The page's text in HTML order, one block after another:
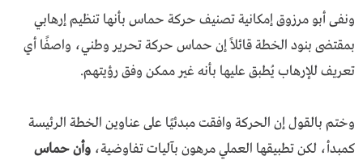
ونفى أبو مرزوق إمكانية تصنيف حركة حماس بأنها تنظيم إرهابي
بمقتضى بنود الخطة قائلاً إن حماس حركة تحرير وطني، واصفًا أي
تعريف للإرهاب يُطبق عليها بأنه غير ممكن وفق رؤيتهم.
وختم بالقول إن الحركة وافقت مبدئيًا على عناوين الخطة الرئيسة
كمبدأ، لكن تطبيقها العملي مرهون بآليات تفاوضية، وأن حماس